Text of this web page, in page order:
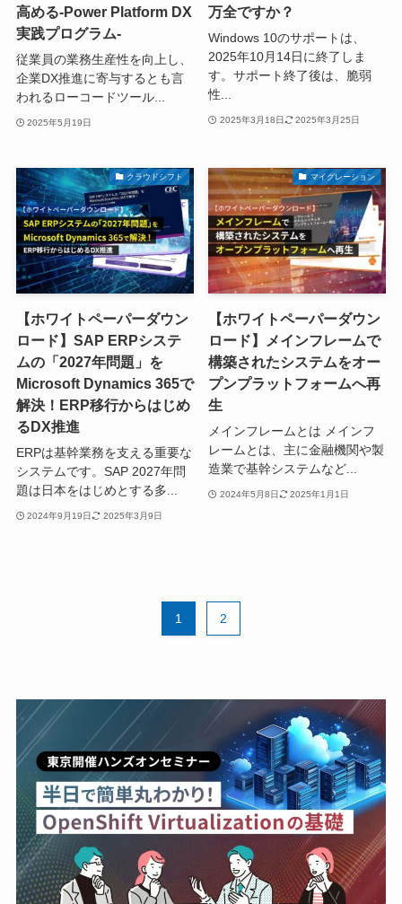
高める-Power Platform DX
実践プログラム-
従業員の業務生産性を向上し、
企業DX推進に寄与するとも言
われるローコードツール...
2025年5月19日
万全ですか？
Windows 10のサポートは、
2025年10月14日に終了しま
す。サポート終了後は、脆弱
性...
2025年3月18日 2025年3月25日
クラウドシフト
【ホワイトペーパーダウン
ロード】SAP ERPシステ
ムの「2027年問題」を
Microsoft Dynamics 365で
解決！ERP移行からはじめ
るDX推進
ERPは基幹業務を支える重要な
システムです。SAP 2027年問
題は日本をはじめとする多...
2024年9月19日 2025年3月9日
マイグレーション
【ホワイトペーパーダウン
ロード】メインフレームで
構築されたシステムをオー
プンプラットフォームへ再
生
メインフレームとは メインフ
レームとは、主に金融機関や製
造業で基幹システムなど...
2024年5月8日 2025年1月1日
1 2